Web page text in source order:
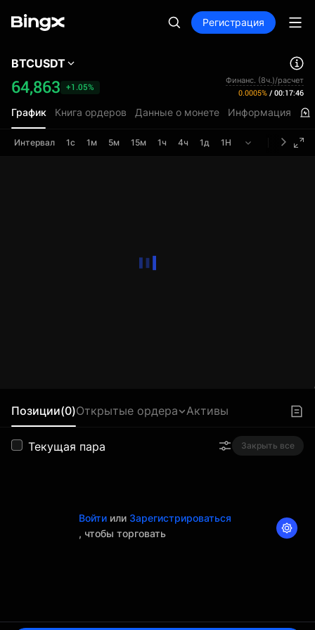
Регистрация
BTCUSDT
64,863 +1.05%
Финанс. (8ч.)/расчет
0.0005% / 00:17:45
График Книга ордеров Данные о монете Информация
Интервал 1с 1м 5м 15м 1ч 4ч 1д 1Н
Позиции(0)Открытые ордера Активы
Текущая пара Закрыть все
Войти или Зарегистрироваться
, чтобы торговать